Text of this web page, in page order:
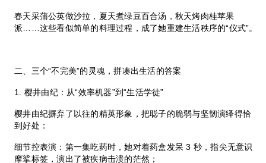
春天采蒲公英做沙拉，夏天煮绿豆百合汤，秋天烤肉桂苹果
派……这些看似简单的料理过程，成了她重建生活秩序的“仪式”。
二、三个“不完美”的灵魂，拼凑出生活的答案
1. 樱井由纪：从“效率机器”到“生活学徒”
樱井由纪摒弃了以往的精英形象，把聪子的脆弱与坚韧演绎得恰
到好处：
细节控表演：第一集吃药时，她对着药盒发呆 3 秒，指尖无意识
摩挲标签，演出了被疾病击溃的茫然；